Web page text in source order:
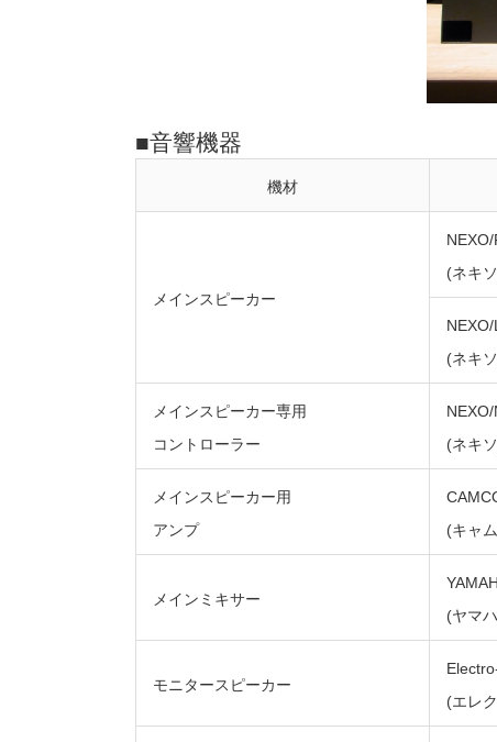
■音響機器
機材
メインスピーカー
(ネキ
(ネキ
メインスピーカー専用
コントローラー
(ネキ
メインスピーカー用
アンプ
(キャ
メインミキサー
(ヤマ
モニタースピーカー
(エレ